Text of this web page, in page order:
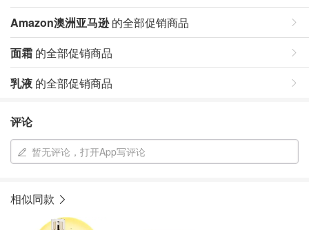
Amazon澳洲亚马逊的全部促销商品
面霜 的全部促销商品
乳液 的全部促销商品
评论
暂无评论，打开App写评论
相似同款